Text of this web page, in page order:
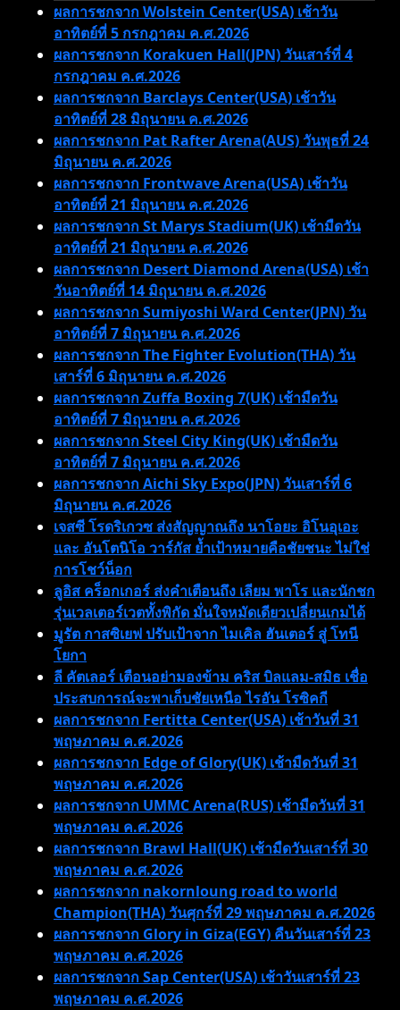
ผลการชกจาก Wolstein Center(USA) เช้าวัน
อาทิตย์ที่ 5 กรกฎาคม ค.ศ.2026
ผลการชกจาก Korakuen Hall(JPN) วันเสาร์ที่ 4
กรกฎาคม ค.ศ.2026
ผลการชกจาก Barclays Center(USA) เช้าวัน
อาทิตย์ที่ 28 มิถุนายน ค.ศ.2026
ผลการชกจาก Pat Rafter Arena(AUS) วันพุธที่ 24
มิถุนายน ค.ศ.2026
ผลการชกจาก Frontwave Arena(USA) เช้าวัน
อาทิตย์ที่ 21 มิถุนายน ค.ศ.2026
ผลการชกจาก St Marys Stadium(UK) เช้ามืดวัน
อาทิตย์ที่ 21 มิถุนายน ค.ศ.2026
ผลการชกจาก Desert Diamond Arena(USA) เช้า
วันอาทิตย์ที่ 14 มิถุนายน ค.ศ.2026
ผลการชกจาก Sumiyoshi Ward Center(JPN) วัน
อาทิตย์ที่ 7 มิถุนายน ค.ศ.2026
ผลการชกจาก The Fighter Evolution(THA) วัน
เสาร์ที่ 6 มิถุนายน ค.ศ.2026
ผลการชกจาก Zuffa Boxing 7(UK) เช้ามืดวัน
อาทิตย์ที่ 7 มิถุนายน ค.ศ.2026
ผลการชกจาก Steel City King(UK) เช้ามืดวัน
อาทิตย์ที่ 7 มิถุนายน ค.ศ.2026
ผลการชกจาก Aichi Sky Expo(JPN) วันเสาร์ที่ 6
มิถุนายน ค.ศ.2026
เจสซี โรดริเกวซ ส่งสัญญาณถึง นาโอยะ อิโนอุเอะ
และ อันโตนิโอ วาร์กัส ย้ำเป้าหมายคือชัยชนะ ไม่ใช่
การโชว์น็อก
ลูอิส คร็อกเกอร์ ส่งคำเตือนถึง เลียม พาโร และนักชก
รุ่นเวลเตอร์เวตทั้งพิกัด มั่นใจหมัดเดียวเปลี่ยนเกมได้
มูรัต กาสซิเยฟ ปรับเป้าจาก ไมเคิล ฮันเตอร์ สู่ โทนี
โยกา
ลี คัตเลอร์ เตือนอย่ามองข้าม คริส บิลแลม-สมิธ เชื่อ
ประสบการณ์จะพาเก็บชัยเหนือ ไรอัน โรซิคกี
ผลการชกจาก Fertitta Center(USA) เช้าวันที่ 31
พฤษภาคม ค.ศ.2026
ผลการชกจาก Edge of Glory(UK) เช้ามืดวันที่ 31
พฤษภาคม ค.ศ.2026
ผลการชกจาก UMMC Arena(RUS) เช้ามืดวันที่ 31
พฤษภาคม ค.ศ.2026
ผลการชกจาก Brawl Hall(UK) เช้ามืดวันเสาร์ที่ 30
พฤษภาคม ค.ศ.2026
ผลการชกจาก nakornloung road to world
Champion(THA) วันศุกร์ที่ 29 พฤษภาคม ค.ศ.2026
ผลการชกจาก Glory in Giza(EGY) คืนวันเสาร์ที่ 23
พฤษภาคม ค.ศ.2026
ผลการชกจาก Sap Center(USA) เช้าวันเสาร์ที่ 23
พฤษภาคม ค.ศ.2026